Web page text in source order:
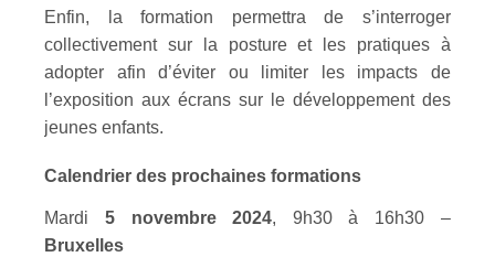
Enfin, la formation permettra de s’interroger
collectivement sur la posture et les pratiques à
adopter afin d’éviter ou limiter les impacts de
l’exposition aux écrans sur le développement des
jeunes enfants.
Calendrier des prochaines formations
Mardi5 novembre 2024, 9h30 à 16h30 –
Bruxelles